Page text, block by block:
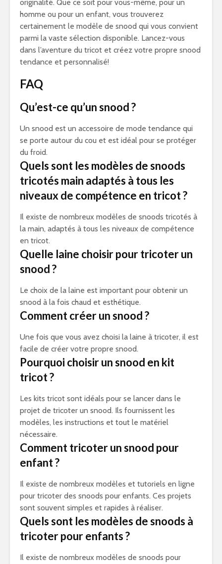
originalité. Que ce soit pour vous-même, pour un
homme ou pour un enfant, vous trouverez
certainement le modèle de snood qui vous convient
parmi la vaste sélection disponible. Lancez-vous
dans l’aventure du tricot et créez votre propre snood
tendance et personnalisé!
FAQ
Qu’est-ce qu’un snood ?
Un snood est un accessoire de mode tendance qui
se porte autour du cou et est idéal pour se protéger
du froid.
Quels sont les modèles de snoods
tricotés main adaptés à tous les
niveaux de compétence en tricot ?
Il existe de nombreux modèles de snoods tricotés à
la main, adaptés à tous les niveaux de compétence
en tricot.
Quelle laine choisir pour tricoter un
snood ?
Le choix de la laine est important pour obtenir un
snood à la fois chaud et esthétique.
Comment créer un snood ?
Une fois que vous avez choisi la laine à tricoter, il est
facile de créer votre propre snood.
Pourquoi choisir un snood en kit
tricot ?
Les kits tricot sont idéals pour se lancer dans le
projet de tricoter un snood. Ils fournissent les
modèles, les instructions et tout le matériel
nécessaire.
Comment tricoter un snood pour
enfant ?
Il existe de nombreux modèles et tutoriels en ligne
pour tricoter des snoods pour enfants. Ces projets
sont souvent simples et rapides à réaliser.
Quels sont les modèles de snoods à
tricoter pour enfants ?
Il existe de nombreux modèles de snoods pour